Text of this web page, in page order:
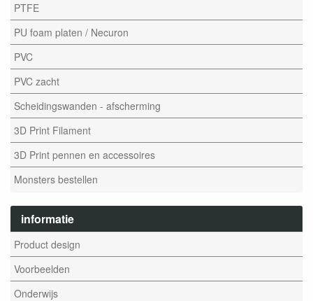
PTFE
PU foam platen / Necuron
PVC
PVC zacht
Scheidingswanden - afscherming
3D Print Filament
3D Print pennen en accessoires
Monsters bestellen
informatie
Product design
Voorbeelden
Onderwijs